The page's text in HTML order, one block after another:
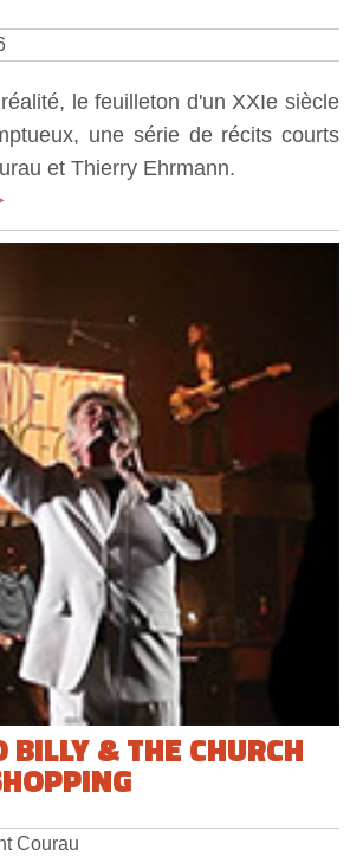
le feuilleton d'un XXIe siècle
une série de récits courts
et Thierry Ehrmann.
BILLY & THE CHURCH
Courau